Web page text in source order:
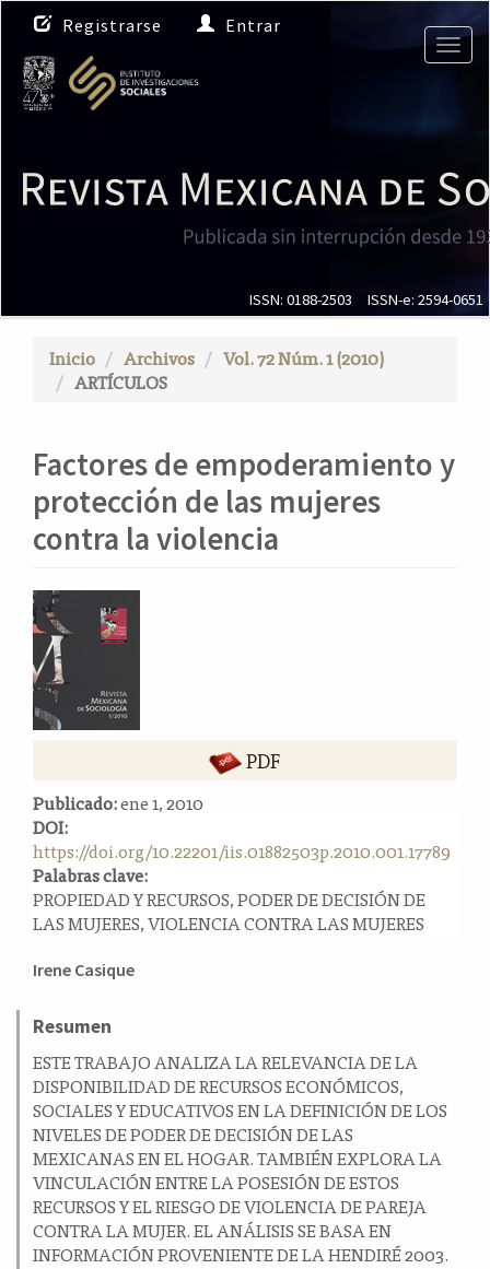
N
a
v
e
g
i
ó
n
c
C
o
n
t
n
i
d
o
p
r
i
i
p
a
l
B
a
r
l
t
e
r
a
l
Registrarse Entrar
ISSN: 0188-2503 ISSN-e: 2594-0651
Inicio Archivos
Vol. 72 Núm. 1 (2010)
ARTÍCULOS
Factores de empoderamiento y
protección de las mujeres
contra la violencia
Barra
lateral
del
artículo
PDF
Publicado:ene 1, 2010
DOI:
https://doi.org/10.22201/iis.01882503p.2010.001.17789
Palabras clave:
PROPIEDAD Y RECURSOS, PODER DE DECISIÓN DE
LAS MUJERES, VIOLENCIA CONTRA LAS MUJERES
Contenido
del
artículo
Irene Casique
Resumen
ESTE TRABAJO ANALIZA LA RELEVANCIA DE LA
DISPONIBILIDAD DE RECURSOS ECONÓMICOS,
SOCIALES Y EDUCATIVOS EN LA DEFINICIÓN DE LOS
NIVELES DE PODER DE DECISIÓN DE LAS
MEXICANAS EN EL HOGAR. TAMBIÉN EXPLORA LA
VINCULACIÓN ENTRE LA POSESIÓN DE ESTOS
RECURSOS Y EL RIESGO DE VIOLENCIA DE PAREJA
CONTRA LA MUJER. EL ANÁLISIS SE BASA EN
INFORMACIÓN PROVENIENTE DE LA HENDIRÉ 2003.